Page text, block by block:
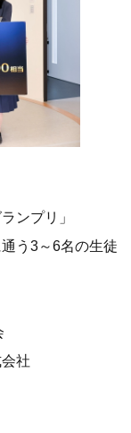
ンプリ」
う3～6名の生徒
社